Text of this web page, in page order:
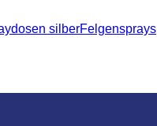
Felgensprays